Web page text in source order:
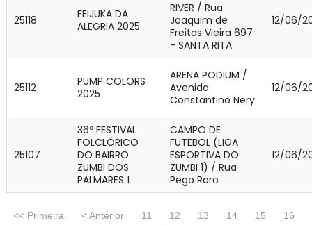
25118
FEIJUKA DA
ALEGRIA 2025
RIVER / Rua
Joaquim de
Freitas Vieira 697
- SANTA RITA
12/06/
25112
PUMP COLORS
2025
ARENA PODIUM /
Avenida
Constantino Nery
12/06/
25107
36º FESTIVAL
FOLCLÓRICO
DO BAIRRO
ZUMBI DOS
PALMARES 1
CAMPO DE
FUTEBOL (LIGA
ESPORTIVA DO
ZUMBI 1) / Rua
Pego Raro
12/06/
<< Primeira < Anterior 11 12 13 14 15
16